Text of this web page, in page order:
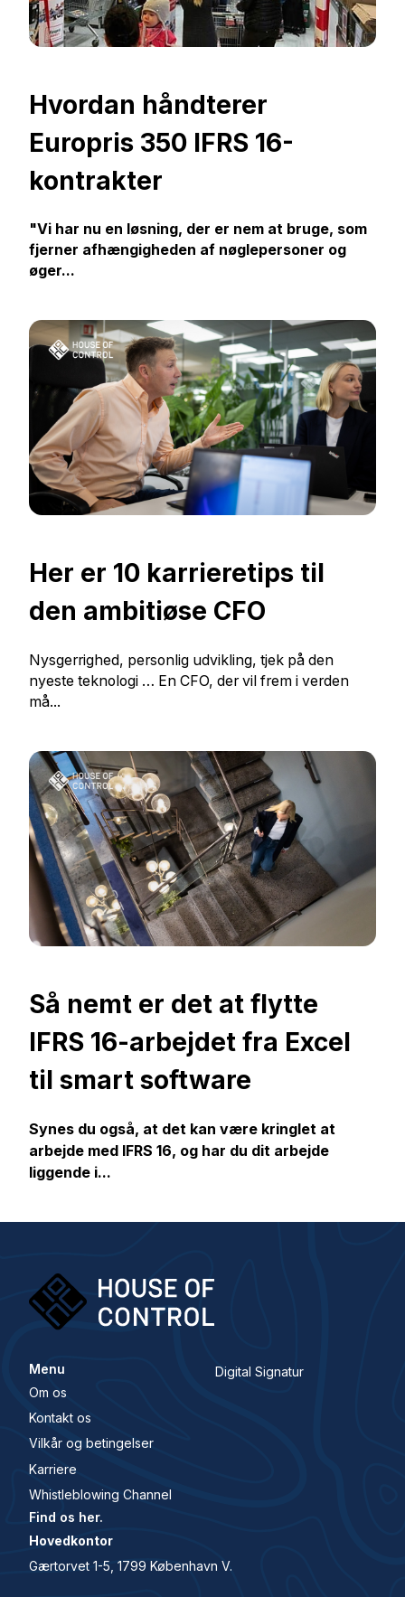
Hvordan håndterer
Europris 350 IFRS 16-
kontrakter
"Vi har nu en løsning, der er nem at bruge, som
fjerner afhængigheden af nøglepersoner og
øger...
Her er 10 karrieretips til
den ambitiøse CFO
Nysgerrighed, personlig udvikling, tjek på den
nyeste teknologi … En CFO, der vil frem i verden
må...
Så nemt er det at flytte
IFRS 16-arbejdet fra Excel
til smart software
Synes du også, at det kan være kringlet at
arbejde med IFRS 16, og har du dit arbejde
liggende i...
Menu
Om os
Kontakt os
Vilkår og betingelser
Karriere
Whistleblowing Channel
Digital Signatur
Find os her.
Hovedkontor
Gærtorvet 1-5, 1799 København V.